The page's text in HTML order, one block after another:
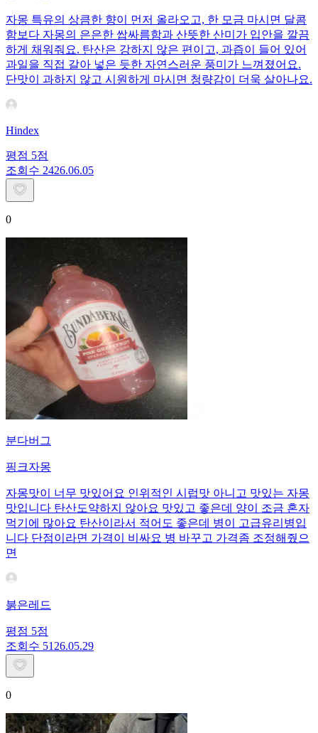
자몽 특유의 상큼한 향이 먼저 올라오고, 한 모금 마시면 달콤
함보다 자몽의 은은한 쌉싸름함과 산뜻한 산미가 입안을 깔끔
하게 채워줘요. 탄산은 강하지 않은 편이고, 과즙이 들어 있어
과일을 직접 갈아 넣은 듯한 자연스러운 풍미가 느껴졌어요.
단맛이 과하지 않고 시원하게 마시면 청량감이 더욱 살아나요.
Hindex
평점 5점
조회수 2426.06.05
0
분다버그
핑크자몽
자몽맛이 너무 맛있어요 인위적인 시럽맛 아니고 맛있는 자몽
맛입니다 탄산도약하지 않아요 맛있고 좋은데 양이 조금 혼자
먹기에 많아요 탄산이라서 적어도 좋은데 병이 고급유리병입
니다 단점이라면 가격이 비싸요 병 바꾸고 가격좀 조정해줬으
면
붉은레드
평점 5점
조회수 51 26.05.29
0